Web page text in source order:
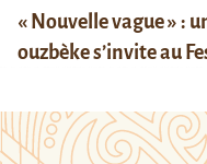
« Nouvelle vague » :
ouzbèke s’invite au